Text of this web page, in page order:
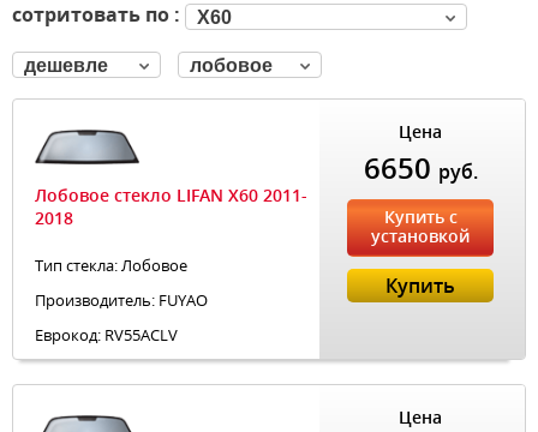
сотритовать по : X60
дешевле лобовое
Лобовое стекло LIFAN X60 2011-
2018
Тип стекла: Лобовое
Производитель: FUYAO
Еврокод: RV55ACLV
Цена
6650 руб.
Купить с
установкой
Купить
Цена